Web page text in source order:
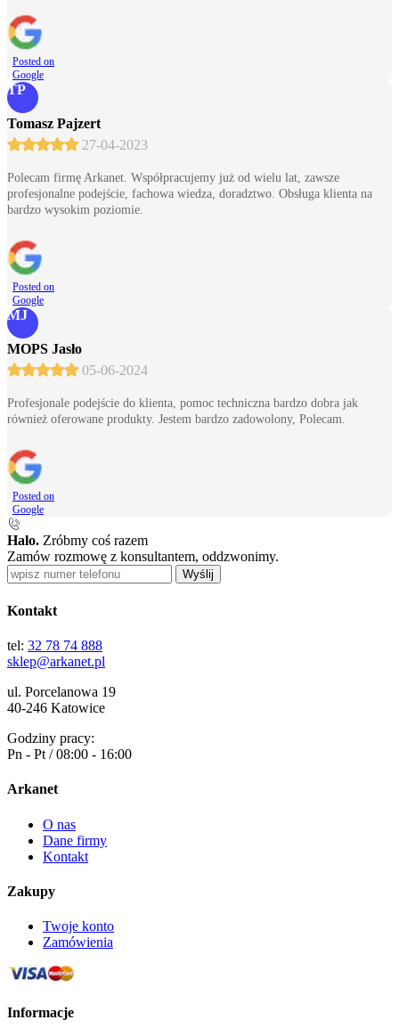
Posted on
Google
TP
Tomasz Pajzert
27-04-2023
Polecam firmę Arkanet. Współpracujemy już od wielu lat, zawsze
profesjonalne podejście, fachowa wiedza, doradztwo. Obsługa klienta na
bardzo wysokim poziomie.
Posted on
Google
MJ
MOPS Jasło
05-06-2024
Profesjonale podejście do klienta, pomoc techniczna bardzo dobra jak
również oferowane produkty. Jestem bardzo zadowolony, Polecam.
Posted on
Google
Halo. Zróbmy coś razem
Zamów rozmowę z konsultantem, oddzwonimy.
Wyślij
Kontakt
tel: 32 78 74 888
sklep@arkanet.pl
ul. Porcelanowa 19
40-246 Katowice
Godziny pracy:
Pn - Pt / 08:00 - 16:00
Arkanet
O nas
Dane firmy
Kontakt
Zakupy
Twoje konto
Zamówienia
Informacje